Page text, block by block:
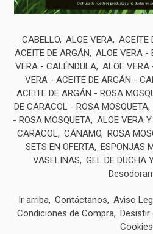
CABELLO ALOE VERA ACEITE
ACEITE DE ARGÁN
ALOE VERA -
VERA - CALÉNDULA ALOE VERA
VERA - ACEITE DE ARGÁN -
ACEITE DE ARGÁN - ROSA
DE CARACOL - ROSA MOSQUETA
- ROSA MOSQUETA ALOE VERA
CARACOL CÁÑAMO ROSA
SETS EN OFERTA ESPONJAS
VASELINAS
GEL DE DUCHA
Ir arriba Contáctanos Aviso
Condiciones de Compra Desistir
Cookies